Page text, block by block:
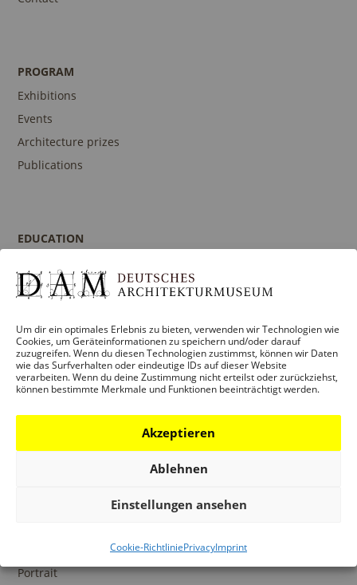
Um dir ein optimales Erlebnis zu bieten, verwenden wir Technologien wie
Cookies, um Geräteinformationen zu speichern und/oder darauf
zuzugreifen. Wenn du diesen Technologien zustimmst, können wir Daten
wie das Surfverhalten oder eindeutige IDs auf dieser Website
verarbeiten. Wenn du deine Zustimmung nicht erteilst oder zurückziehst,
können bestimmte Merkmale und Funktionen beeinträchtigt werden.
Akzeptieren
Ablehnen
Einstellungen ansehen
Cookie-RichtliniePrivacyImprint
PROGRAM
Exhibitions
Events
Architecture prizes
Publications
EDUCATION
Guidances and Tours
Contact person
DAM Digital Collection
Portrait